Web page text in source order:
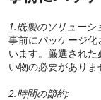
1.既製のソリューシ
事前にパッケージ
います。厳選され
い物の必要がありま
2.時間の節約: